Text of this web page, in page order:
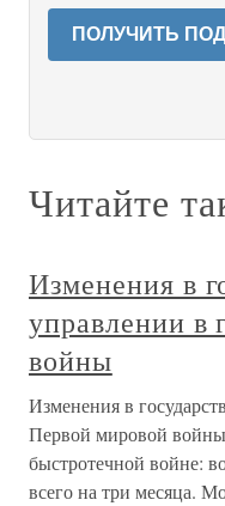
ПОЛУЧИТЬ
Читайте
Изменения в
управлении в
войны
Изменения в
Первой мировой войны
быстротечной войне:
всего на три месяца.